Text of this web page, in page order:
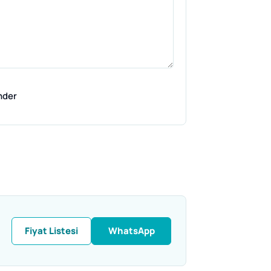
Fiyat Listesi WhatsApp